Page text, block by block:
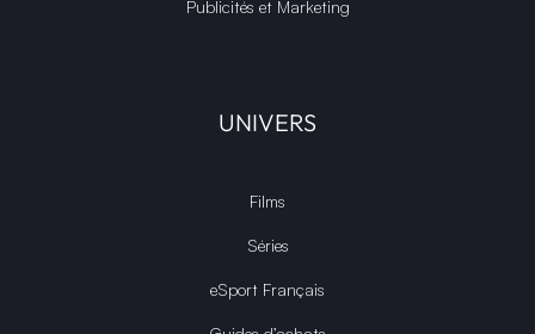
Publicités et Marketing
UNIVERS
Films
Séries
eSport Français